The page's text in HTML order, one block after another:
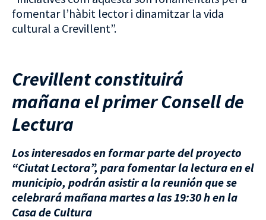
fomentar l’hàbit lector i dinamitzar la vida
cultural a Crevillent”.
Crevillent constituirá
mañana el primer Consell de
Lectura
Los interesados en formar parte del proyecto
“Ciutat Lectora”, para fomentar la lectura en el
municipio, podrán asistir a la reunión que se
celebrará mañana martes a las 19:30 h en la
Casa de Cultura